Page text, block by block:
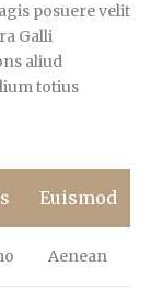
posuere velit
Galli
aliud
totius
Euismod
Aenean